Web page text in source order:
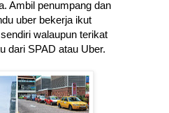
Ambil penumpang dan
uber bekerja ikut
walaupun terikat
dari SPAD atau Uber.